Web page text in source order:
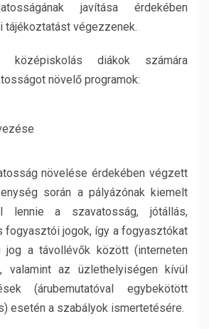
javítása érdekében
végezzenek.
középiskolás diákok számára
növelő programok:
növelése érdekében végzett
során a pályázónak kiemelt
lennie a szavatosság, jótállás,
fogyasztói jogok, így a fogyasztókat
jog a távollévők között (interneten
valamint az üzlethelyiségen kívül
(árubemutatóval egybekötött
esetén a szabályok ismertetésére.